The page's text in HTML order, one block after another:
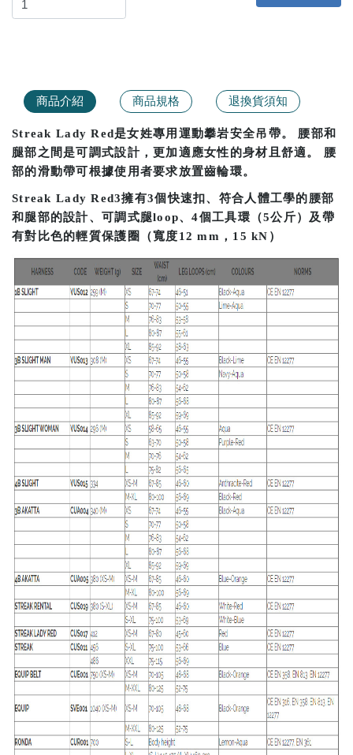
商品介紹 商品規格 退換貨須知
Streak Lady Red是女姓專用運動攀岩安全吊帶。 腰部和
腿部之間是可調式設計，更加適應女性的身材且舒適。 腰
部的滑動帶可根據使用者要求放置齒輪環。
Streak Lady Red3擁有3個快速扣、符合人體工學的腰部
和腿部的設計、可調式腿loop、4個工具環（5公斤）及帶
有對比色的輕質保護圈（寬度12 mm，15 kN）